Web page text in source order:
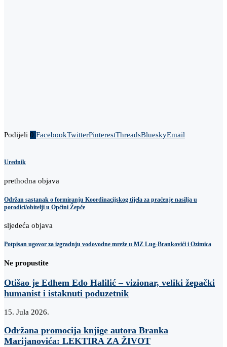
Podijeli 0 FacebookTwitterPinterestThreadsBlueskyEmail
Urednik
prethodna objava
Održan sastanak o formiranju Koordinacijskog tijela za praćenje nasilja u
porodici/obitelji u Općini Žepče
sljedeća objava
Potpisan ugovor za izgradnju vodovodne mreže u MZ Lug-Brankovići i Ozimica
Ne propustite
Otišao je Edhem Edo Halilić – vizionar, veliki žepački
humanist i istaknuti poduzetnik
15. Jula 2026.
Održana promocija knjige autora Branka
Marijanovića: LEKTIRA ZA ŽIVOT